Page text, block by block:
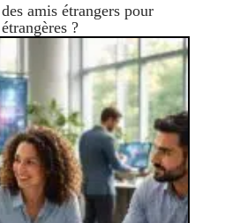
amis étrangers pour
?